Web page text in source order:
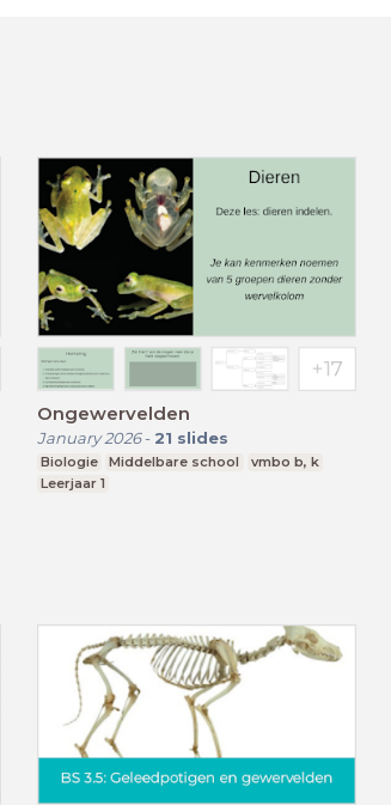
Ongewervelden
January 2026- 21 slides
Biologie Middelbare school
vmbo b, k
Leerjaar 1